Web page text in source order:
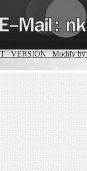
_VERSION Modify